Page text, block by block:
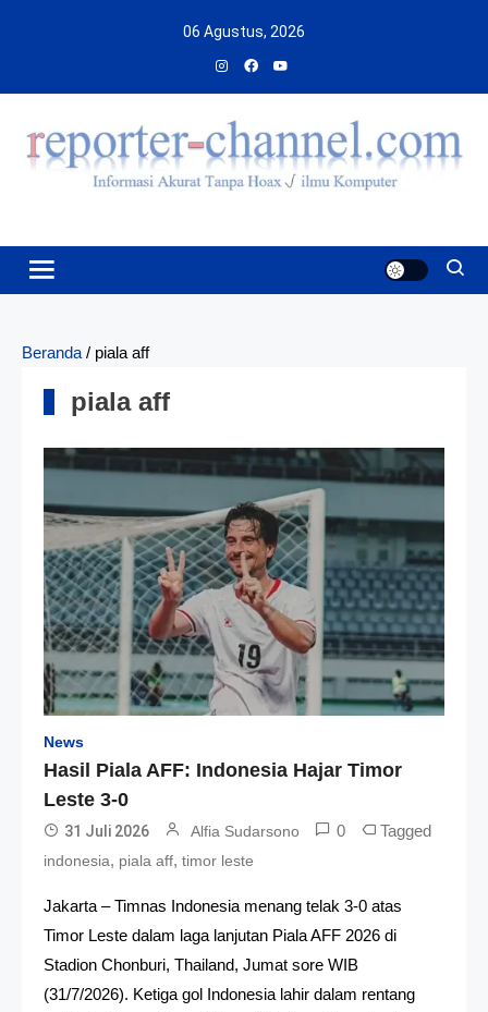
06 Agustus, 2026
Beranda / piala aff
piala aff
News
Hasil Piala AFF: Indonesia Hajar Timor
Leste 3-0
31 Juli 2026 Alfia Sudarsono 0 Tagged
indonesia, piala aff, timor leste
Jakarta – Timnas Indonesia menang telak 3-0 atas
Timor Leste dalam laga lanjutan Piala AFF 2026 di
Stadion Chonburi, Thailand, Jumat sore WIB
(31/7/2026). Ketiga gol Indonesia lahir dalam rentang